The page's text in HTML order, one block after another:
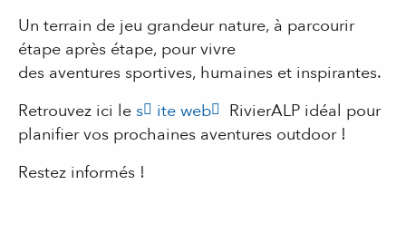
Un terrain de jeu grandeur nature, à parcourir
étape après étape, pour vivre
des aventures sportives, humaines et inspirantes.
Retrouvez ici le s ite web
RivierALP idéal pour
planifier vos prochaines aventures outdoor !
Restez informés !